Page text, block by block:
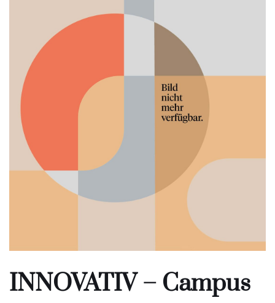
INNOVATIV – Campus